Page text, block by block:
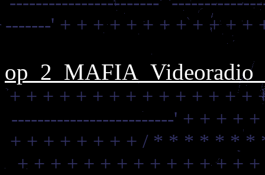
-------' + + + + + + + + + + + +
+ + + + + + + + + + + + + + +
-------------------------' + + + +
+ + + + + + + + / * * * * * * *
+ + + + + + + + + + + + + +